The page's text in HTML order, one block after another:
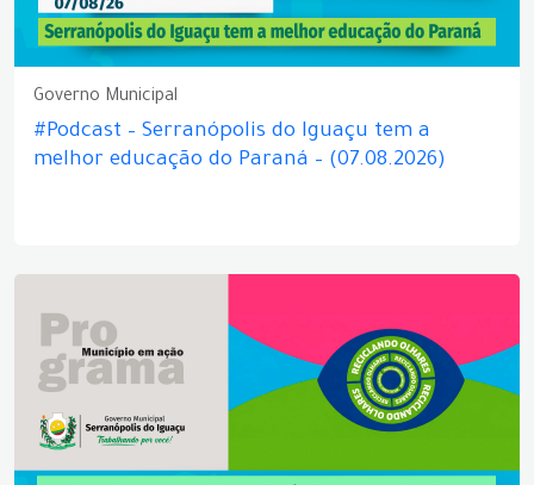
Governo Municipal
#Podcast – Serranópolis do Iguaçu tem a
melhor educação do Paraná – (07.08.2026)